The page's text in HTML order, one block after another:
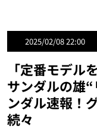
2025/02/08 22:00
「定番モデル
サンダルの雄
ンダル速報！
続々